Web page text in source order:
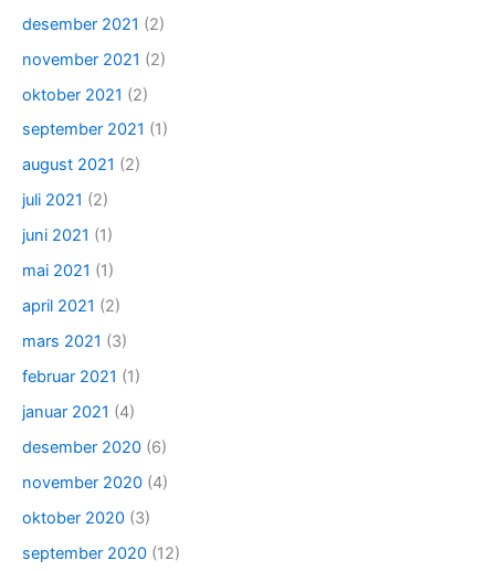
desember 2021 (2)
november 2021 (2)
oktober 2021 (2)
september 2021 (1)
august 2021 (2)
juli 2021 (2)
juni 2021 (1)
mai 2021 (1)
april 2021 (2)
mars 2021 (3)
februar 2021 (1)
januar 2021 (4)
desember 2020 (6)
november 2020 (4)
oktober 2020 (3)
september 2020 (12)